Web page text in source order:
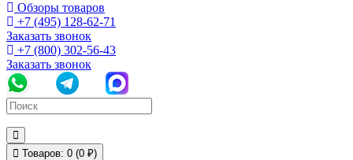
Обзоры товаров
+7 (495) 128-62-71
Заказать звонок
+7 (800) 302-56-43
Заказать звонок
Товаров: 0 (0 ₽)